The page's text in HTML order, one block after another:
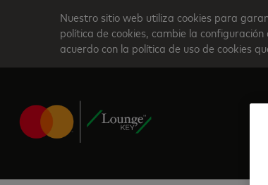
content
Nuestro sitio web utiliza cookies para
política de cookies, cambie la
acuerdo con la política de uso de cookies